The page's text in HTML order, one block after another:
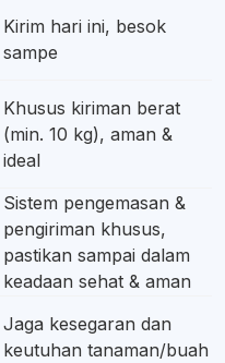
Kirim hari ini, besok
sampe
Khusus kiriman berat
(min. 10 kg), aman &
ideal
Sistem pengemasan &
pengiriman khusus,
pastikan sampai dalam
keadaan sehat & aman
Jaga kesegaran dan
keutuhan tanaman/buah